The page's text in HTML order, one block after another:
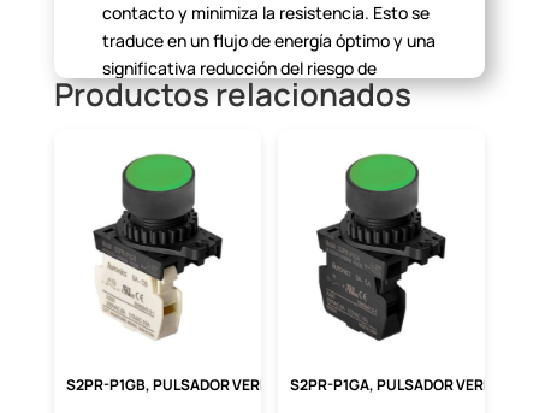
contacto y minimiza la resistencia. Esto se
traduceen un flujo de energía óptimo y una
significativa reducción del riesgo de
cortocircuitos.
Principales
La versatilidad del terminal ojal amarillo RV
5.5-4 lo haceindispensable en una amplia
gama de aplicaciones. Desde instalaciones
residenciales y tableros de distribución,
hasta proyectos automotrices y enel
sector de las telecomunicaciones. Su
entornos exigentes donde la fiabilidad no
Productos relacionados